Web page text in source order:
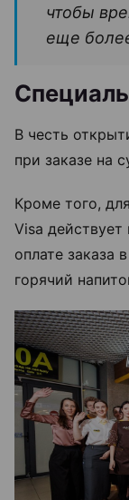
чтобы
еще
В честь
при заказе на
Кроме того,
Visa
оплате заказа
горячий